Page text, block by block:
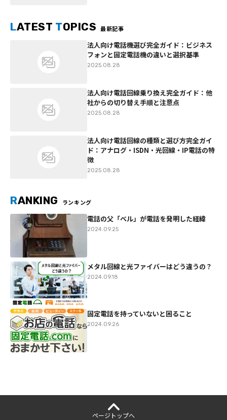
LATEST TOPICS 最新記事
法人向け電話機選び完全ガイド：ビジネス
フォンと固定電話機の違いと選択基準
2025.08.28
法人向け電話回線乗り換え完全ガイド：他
社からの切り替え手順と注意点
2025.08.28
法人向け電話回線の種類と選び方完全ガイ
ド：アナログ・ISDN・光回線・IP電話の特
徴
2025.08.28
RANKING ランキング
電話の父「ベル」が電話を発明した経緯
2024.09.25
メタル回線と光ファイバーはどう違うの？
2024.09.18
固定電話を持っていないと困ること
2024.09.26
ページ トップへ